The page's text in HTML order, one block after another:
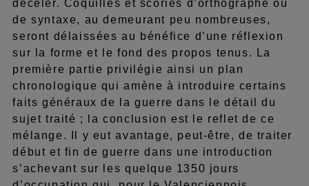
déceler. Coquilles et scories d’orthographe ou
de syntaxe, au demeurant peu nombreuses,
seront délaissées au bénéfice d’une réflexion
sur la forme et le fond des propos tenus. La
première partie privilégie ainsi un plan
chronologique qui amène à introduire certains
faits généraux de la guerre dans le détail du
sujet traité ; la conclusion est le reflet de ce
mélange. Il y eut avantage, peut-être, de traiter
début et fin de guerre dans une introduction
s’achevant sur les quelque 1350 jours